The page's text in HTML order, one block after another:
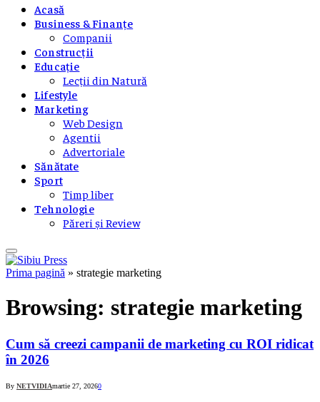
Acasă
Business & Finanțe
Companii
Construcții
Educație
Lecții din Natură
Lifestyle
Marketing
Web Design
Agentii
Advertoriale
Sănătate
Sport
Timp liber
Tehnologie
Păreri și Review
Prima pagină » strategie marketing
Browsing: strategie marketing
Cum să creezi campanii de marketing cu ROI ridicat
în 2026
By NETVIDIAmartie 27, 20260